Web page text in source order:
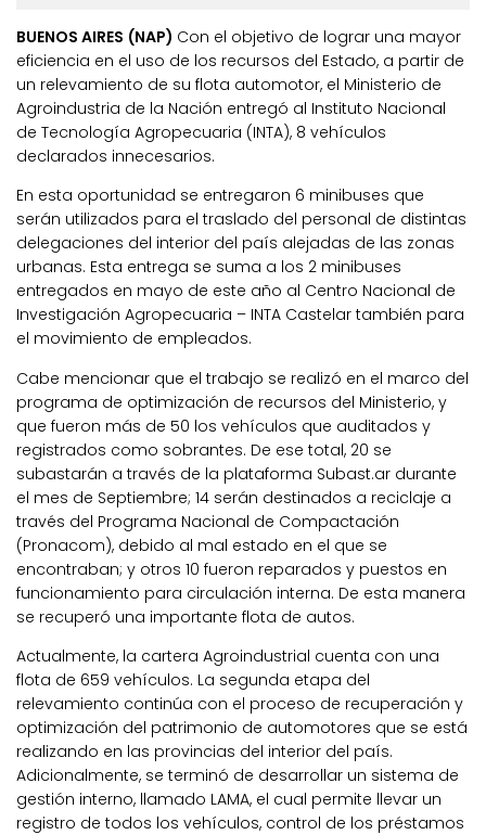
BUENOS AIRES (NAP) Con el objetivo de lograr una mayor
eficiencia en el uso de los recursos del Estado, a partir de
un relevamiento de su flota automotor, el Ministerio de
Agroindustria de la Nación entregó al Instituto Nacional
de Tecnología Agropecuaria (INTA), 8 vehículos
declarados innecesarios.
En esta oportunidad se entregaron 6 minibuses que
serán utilizados para el traslado del personal de distintas
delegaciones del interior del país alejadas de las zonas
urbanas. Esta entrega se suma a los 2 minibuses
entregados en mayo de este año al Centro Nacional de
Investigación Agropecuaria – INTA Castelar también para
el movimiento de empleados.
Cabe mencionar que el trabajo se realizó en el marco del
programa de optimización de recursos del Ministerio, y
que fueron más de 50 los vehículos que auditados y
registrados como sobrantes. De ese total, 20 se
subastarán a través de la plataforma Subast.ar durante
el mes de Septiembre; 14 serán destinados a reciclaje a
través del Programa Nacional de Compactación
(Pronacom), debido al mal estado en el que se
encontraban; y otros 10 fueron reparados y puestos en
funcionamiento para circulación interna. De esta manera
se recuperó una importante flota de autos.
Actualmente, la cartera Agroindustrial cuenta con una
flota de 659 vehículos. La segunda etapa del
relevamiento continúa con el proceso de recuperación y
optimización del patrimonio de automotores que se está
realizando en las provincias del interior del país.
Adicionalmente, se terminó de desarrollar un sistema de
gestión interno, llamado LAMA, el cual permite llevar un
registro de todos los vehículos, control de los préstamos